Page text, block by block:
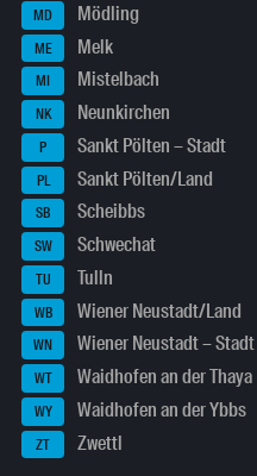
MD Mödling
ME Melk
MI Mistelbach
NK Neunkirchen
P Sankt Pölten – Stadt
PL Sankt Pölten/Land
SB Scheibbs
SW Schwechat
TU Tulln
WB Wiener Neustadt/Land
WN Wiener Neustadt – Stadt
WT Waidhofen an der Thaya
WY Waidhofen an der Ybbs
ZT Zwettl